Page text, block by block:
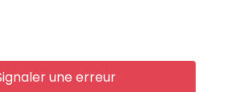
une erreur